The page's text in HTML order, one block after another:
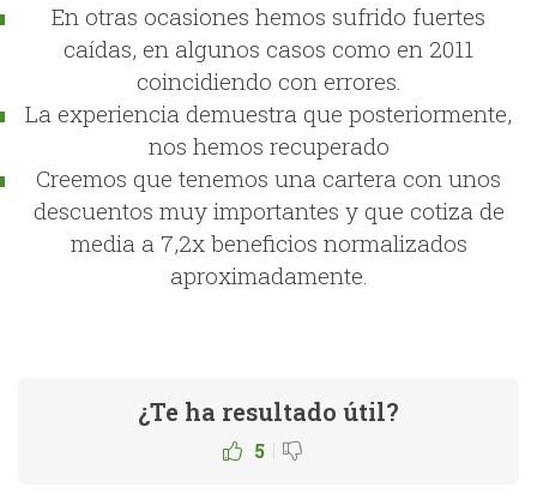
En otras ocasiones hemos sufrido fuertes
caídas, en algunos casos como en 2011
coincidiendo con errores.
La experiencia demuestra que posteriormente,
nos hemos recuperado
Creemos que tenemos una cartera con unos
descuentos muy importantes y que cotiza de
media a 7,2x beneficios normalizados
aproximadamente.
¿Te ha resultado útil?
5 |